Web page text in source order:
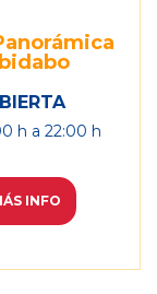
h a 22:00 h
INFO